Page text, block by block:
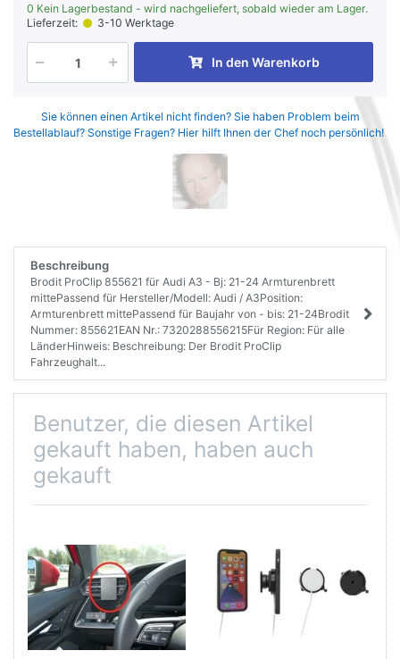
0 Kein Lagerbestand - wird nachgeliefert, sobald wieder am Lager.
Lieferzeit:
3-10 Werktage
In den Warenkorb
Sie können einen Artikel nicht finden? Sie haben Problem beim
Bestellablauf? Sonstige Fragen? Hier hilft Ihnen der Chef noch persönlich!
Beschreibung
Brodit ProClip 855621 für Audi A3 - Bj: 21-24 Armturenbrett
mittePassend für Hersteller/Modell: Audi / A3Position:
Armturenbrett mittePassend für Baujahr von - bis: 21-24Brodit
Nummer: 855621EAN Nr.: 7320288556215Für Region: Für alle
LänderHinweis: Beschreibung: Der Brodit ProClip
Fahrzeughalt...
Benutzer, die diesen Artikel
gekauft haben, haben auch
gekauft